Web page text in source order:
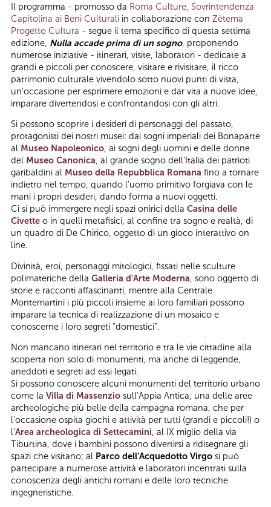
Il programma - promosso da Roma Culture, Sovrintendenza
Capitolina ai Beni Culturali in collaborazione con Zètema
Progetto Cultura - segue il tema specifico di questa settima
edizione, Nulla accade prima di un sogno, proponendo
numerose iniziative - itinerari, visite, laboratori - dedicate a
grandi e piccoli per conoscere, visitare e rivisitare, il ricco
patrimonio culturale vivendolo sotto nuovi punti di vista,
un’occasione per esprimere emozioni e dar vita a nuove idee,
imparare divertendosi e confrontandosi con gli altri.
Si possono scoprire i desideri di personaggi del passato,
protagonisti dei nostri musei: dai sogni imperiali dei Bonaparte
al Museo Napoleonico, ai sogni degli uomini e delle donne
del Museo Canonica, al grande sogno dell’Italia dei patrioti
garibaldini al Museo della Repubblica Romana fino a tornare
indietro nel tempo, quando l’uomo primitivo forgiava con le
mani i propri desideri, dando forma a nuovi oggetti.
Ci si può immergere negli spazi onirici della Casina delle
Civette o in quelli metafisici, al confine tra sogno e realtà, di
un quadro di De Chirico, oggetto di un gioco interattivo on
line.
Divinità, eroi, personaggi mitologici, fissati nelle sculture
polimateriche della Galleria d’Arte Moderna, sono oggetto di
storie e racconti affascinanti, mentre alla Centrale
Montemartini i più piccoli insieme ai loro familiari possono
imparare la tecnica di realizzazione di un mosaico e
conoscerne i loro segreti “domestici”.
Non mancano itinerari nel territorio e tra le vie cittadine alla
scoperta non solo di monumenti, ma anche di leggende,
aneddoti e segreti ad essi legati.
Si possono conoscere alcuni monumenti del territorio urbano
come la Villa di Massenzio sull’Appia Antica, una delle aree
archeologiche più belle della campagna romana, che per
l’occasione ospita giochi e attività per tutti (grandi e piccoli!) o
l’Area archeologica di Settecamini, al IX miglio della via
Tiburtina, dove i bambini possono divertirsi a ridisegnare gli
spazi che visitano; al Parco dell’Acquedotto Virgo si può
partecipare a numerose attività e laboratori incentrati sulla
conoscenza degli antichi romani e delle loro tecniche
ingegneristiche.